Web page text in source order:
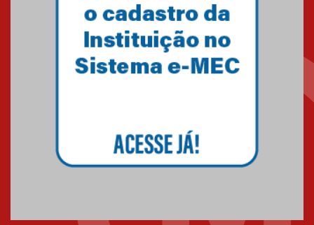
Gravação do projeto “Mais de
31 mil vozes com a Palavra” é
realizado no Colégio
Mackenzie Brasília
25.10.2024
Brasília conquistam medalhas
em importantes competições
de Matemática
04.10.2024